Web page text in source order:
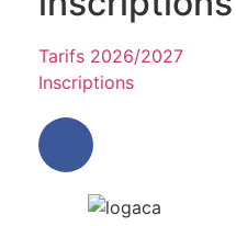
Tarifs 2026/2027
Inscriptions